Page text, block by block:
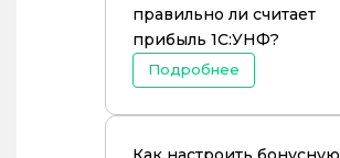
правильно ли считает
прибыль 1С:УНФ?
Подробнее